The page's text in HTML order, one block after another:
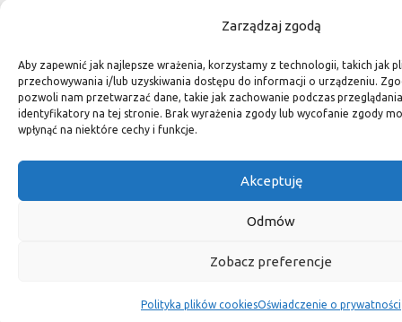
Zarządzaj zgodą
Aby zapewnić jak najlepsze wrażenia, korzystamy z technologii, takich jak
przechowywania i/lub uzyskiwania dostępu do informacji o urządzeniu.
pozwoli nam przetwarzać dane, takie jak zachowanie podczas
identyfikatory na tej stronie. Brak wyrażenia zgody lub wycofanie zgody
wpłynąć na niektóre cechy i funkcje.
Akceptuję
Odmów
Zobacz preferencje
Polityka plików cookiesOświadczenie o prywatności